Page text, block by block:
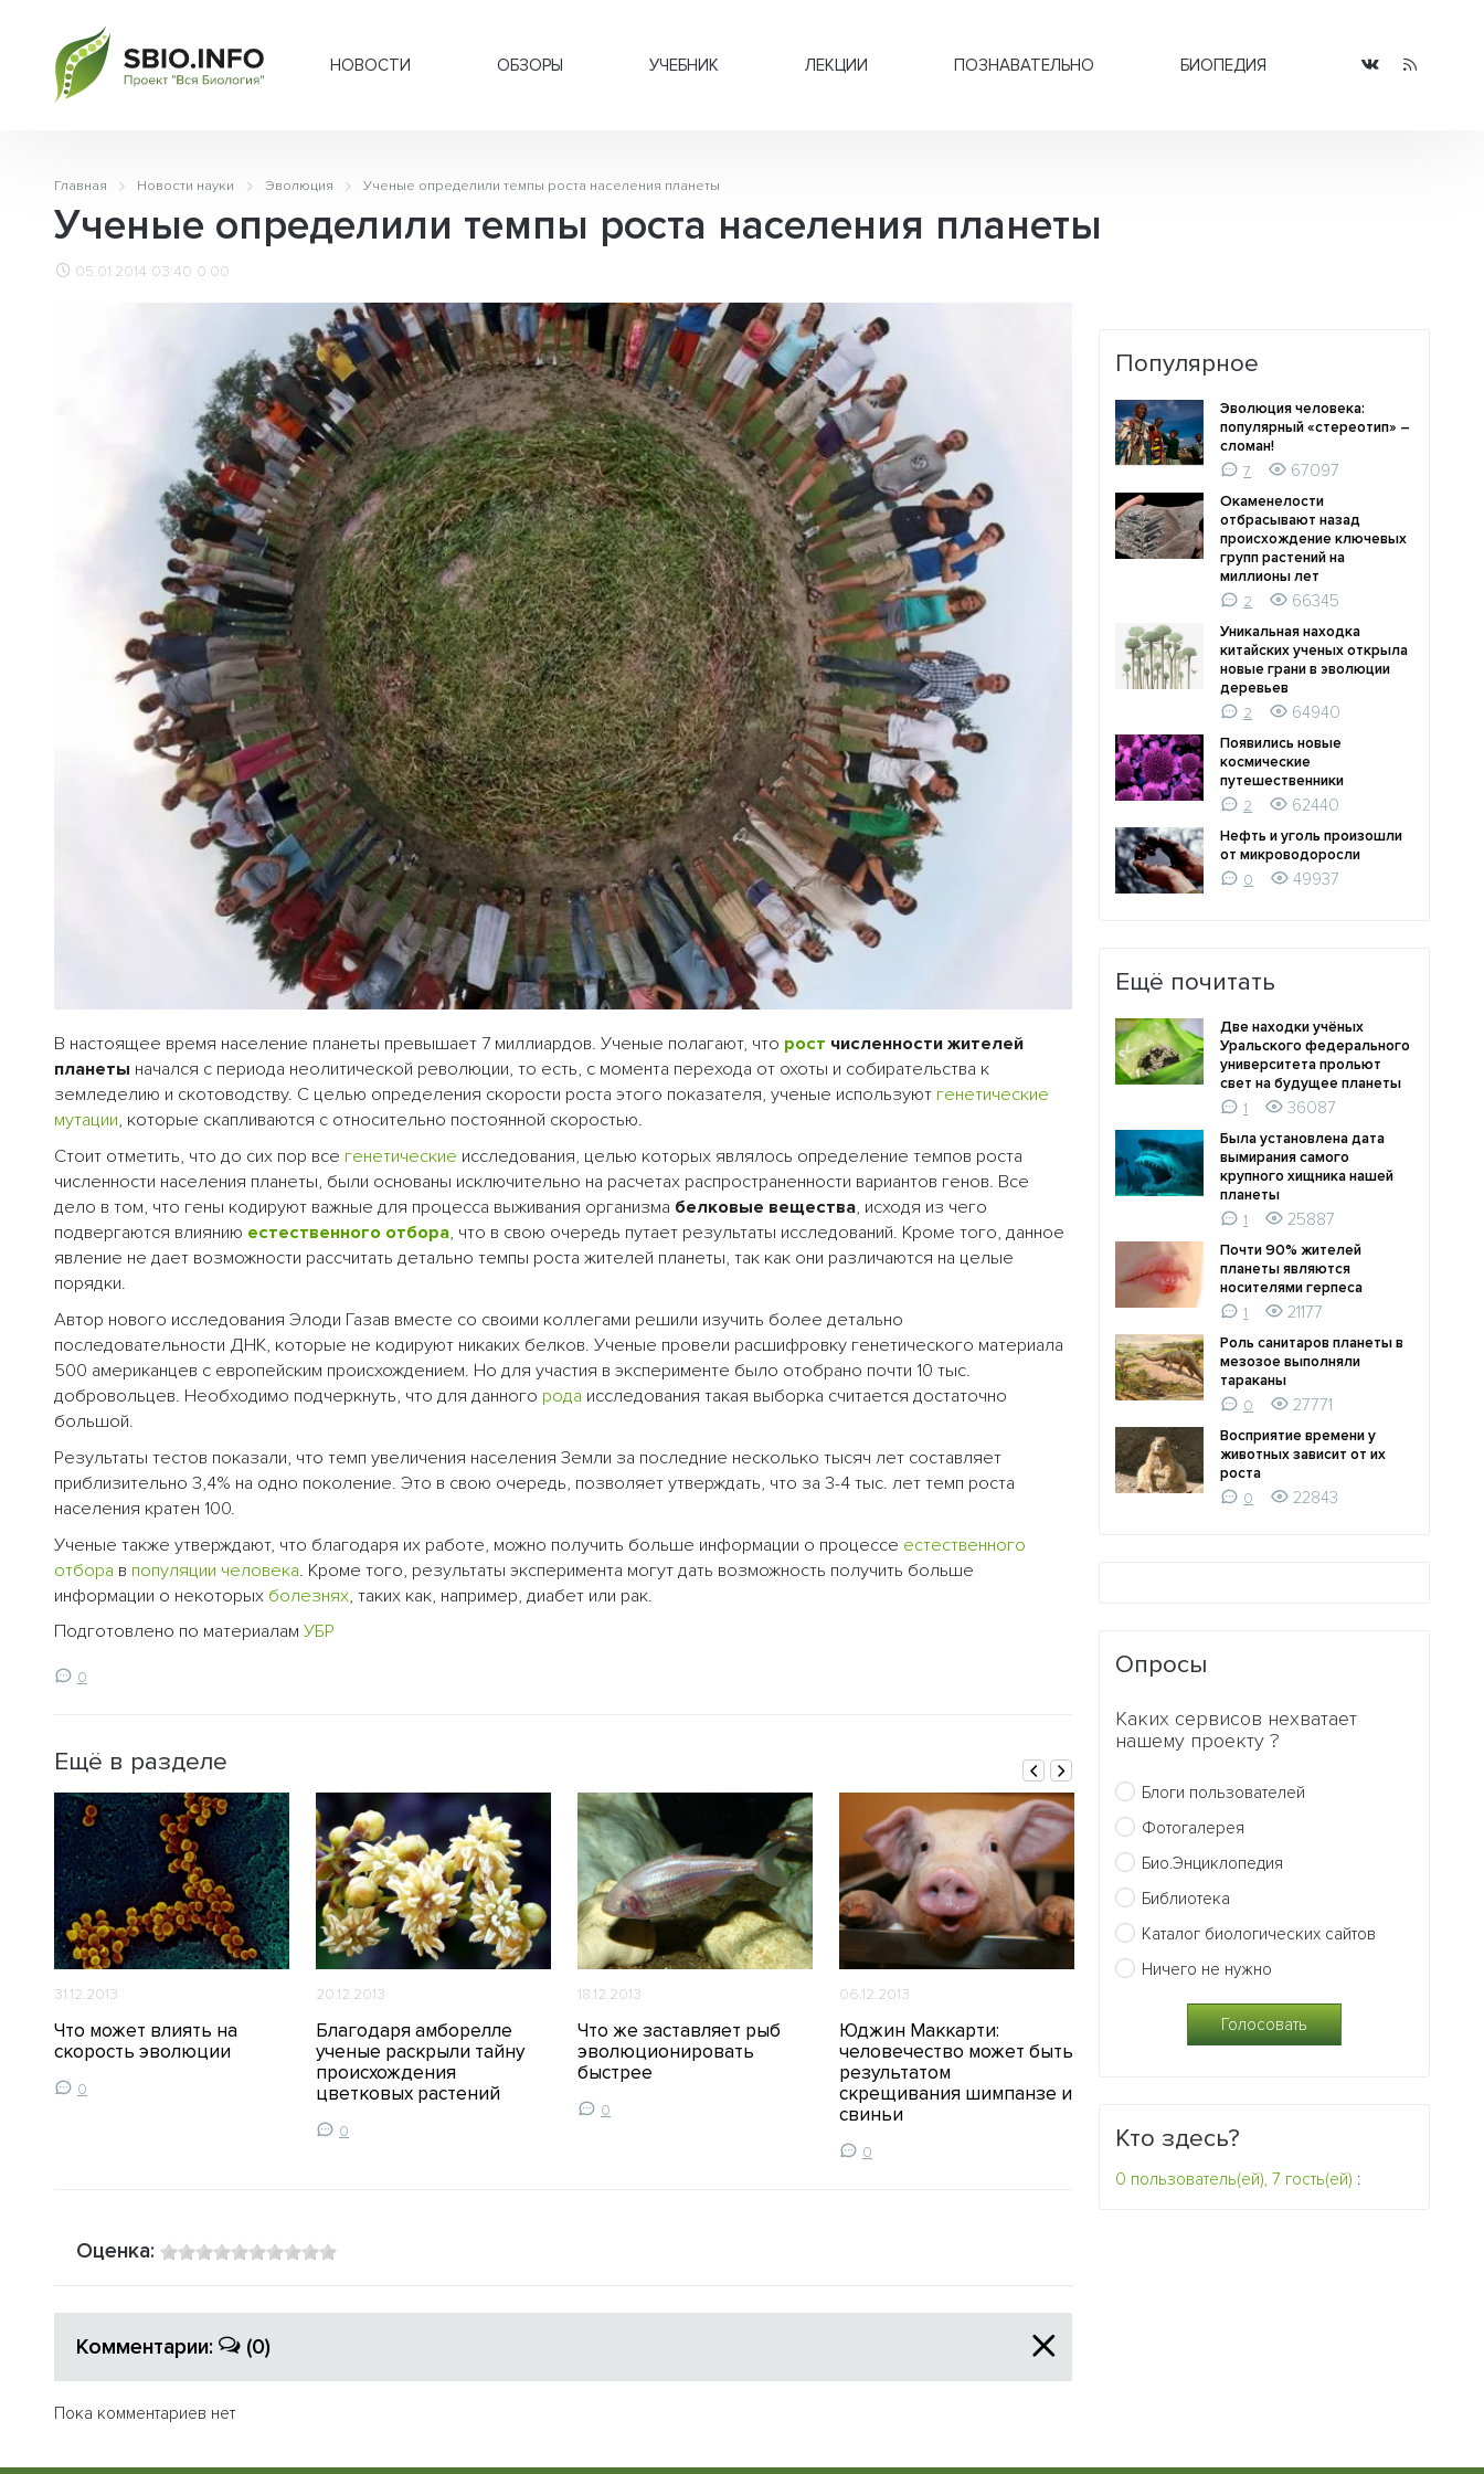
НОВОСТИ ОБЗОРЫ УЧЕБНИК ЛЕКЦИИ ПОЗНАВАТЕЛЬНО БИОПЕДИЯ
Главная Новости науки Эволюция Ученые определили темпы роста населения планеты
Ученые определили темпы роста населения планеты
05.01.2014 03:40 0.00
В настоящее время население планеты превышает 7 миллиардов. Ученые полагают, что рост численности жителей
планеты начался с периода неолитической революции, то есть, с момента перехода от охоты и собирательства к
земледелию и скотоводству. С целью определения скорости роста этого показателя, ученые используют генетические
мутации, которые скапливаются с относительно постоянной скоростью.
Стоит отметить, что до сих пор все генетические исследования, целью которых являлось определение темпов роста
численности населения планеты, были основаны исключительно на расчетах распространенности вариантов генов. Все
дело в том, что гены кодируют важные для процесса выживания организма белковые вещества, исходя из чего
подвергаются влиянию естественного отбора, что в свою очередь путает результаты исследований. Кроме того, данное
явление не дает возможности рассчитать детально темпы роста жителей планеты, так как они различаются на целые
порядки.
Автор нового исследования Элоди Газав вместе со своими коллегами решили изучить более детально
последовательности ДНК, которые не кодируют никаких белков. Ученые провели расшифровку генетического материала
500 американцев с европейским происхождением. Но для участия в эксперименте было отобрано почти 10 тыс.
добровольцев. Необходимо подчеркнуть, что для данного рода исследования такая выборка считается достаточно
большой.
Результаты тестов показали, что темп увеличения населения Земли за последние несколько тысяч лет составляет
приблизительно 3,4% на одно поколение. Это в свою очередь, позволяет утверждать, что за 3-4 тыс. лет темп роста
населения кратен 100.
Ученые также утверждают, что благодаря их работе, можно получить больше информации о процессе естественного
отбора в популяции человека. Кроме того, результаты эксперимента могут дать возможность получить больше
информации о некоторых болезнях, таких как, например, диабет или рак.
Подготовлено по материалам УБР
0
Ещё в разделе
31.12.2013
Что может влиять на
скорость эволюции
0
20.12.2013
Благодаря амборелле
ученые раскрыли тайну
происхождения
цветковых растений
0
18.12.2013
Что же заставляет рыб
эволюционировать
быстрее
0
06.12.2013
Юджин Маккарти:
человечество может быть
результатом
скрещивания шимпанзе и
свиньи
0
Имеет ли свой предел
эволюционный процесс
Оценка:
Комментарии: (0)
Пока комментариев нет
Популярное
Эволюция человека:
популярный «стереотип» –
сломан!
7
67097
Окаменелости
отбрасывают назад
происхождение ключевых
групп растений на
миллионы лет
2
66345
Уникальная находка
китайских ученых открыла
новые грани в эволюции
деревьев
2
64940
Появились новые
космические
путешественники
2
62440
Нефть и уголь произошли
от микроводоросли
0
49937
Ещё почитать
Две находки учёных
Уральского федерального
университета прольют
свет на будущее планеты
1
36087
Была установлена дата
вымирания самого
крупного хищника нашей
планеты
1
25887
Почти 90% жителей
планеты являются
носителями герпеса
1
21177
Роль санитаров планеты в
мезозое выполняли
тараканы
0
27771
Восприятие времени у
животных зависит от их
роста
0
22843
Опросы
Каких сервисов нехватает
нашему проекту ?
Блоги пользователей
Фотогалерея
Био.Энциклопедия
Библиотека
Каталог биологических сайтов
Ничего не нужно
Кто здесь?
0 пользователь(ей), 7 гость(ей) :